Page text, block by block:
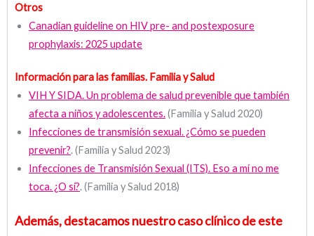
Otros
Canadian guideline on HIV pre- and postexposure
prophylaxis: 2025 update
Información para las familias. Familia y Salud
VIH Y SIDA. Un problema de salud prevenible que también
afecta a niños y adolescentes.(Familia y Salud 2020)
Infecciones de transmisión sexual. ¿Cómo se pueden
prevenir?. (Familia y Salud 2023)
Infecciones de Transmisión Sexual (ITS). Eso a mí no me
toca. ¿O sí?. (Familia y Salud 2018)
Además, destacamos nuestro caso clínico de este